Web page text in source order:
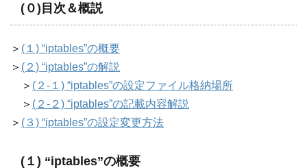
(０)目次＆概説
＞ (１) “iptables”の概要
＞ (２) “iptables”の解説
＞ (２-１) “iptables”の設定ファイル格納場所
＞ (２-２) “iptables”の記載内容解説
＞ (３) “iptables”の設定変更方法
(１) “iptables”の概要